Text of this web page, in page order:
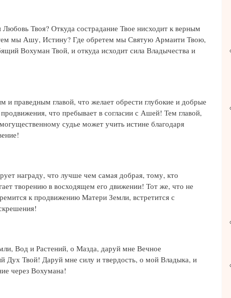
Твоя? Откуда сострадание Твое нисходит к верным
мы Ашу, Истину? Где обретем мы Святую Армаити Твою,
Вохуман Твой, и откуда исходит сила Владычества и
праведным главой, что желает обрести глубокие и добрые
что пребывает в согласии с Ашей! Тем главой,
судье может учить истине благодаря
награду, что лучше чем самая добрая, тому, кто
творению в восходящем его движении! Тот же, что не
к продвижению Матери Земли, встретится с
Вод и Растений, о Мазда, даруй мне Вечное
Дух Твой! Даруй мне силу и твердость, о мой Владыка, и
через Вохумана!